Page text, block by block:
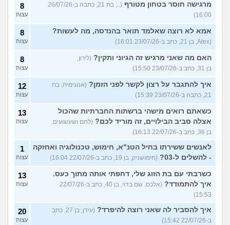
מרגישה חוסר בטחון מטורף
(.., בת 21, כתבה ב-26/07/26
16:00)
8
עצות
אמא לא רוצה שאלמד תואר בהנדסה, מה לעשות?
(Alex, בן 21, כתב ב-23/07/26 16:01)
8
עצות
האם מה שאני מרגיש זה הגיוני ותקין? (לירון,
בן 31, כתב ב-23/07/26 15:50)
8
עצות
איך להתגבר על רצון לקשר לפני הזמן? (אנונימית, בת
21, כתבה ב-23/07/26 15:39)
12
עצות
כשאתם רואים מישהי ברשתות החברתיות שהכול
אצלה סביב הבילויים, זה מוריד לכם? (לחם ושעשועים,
בן 36, כתב ב-22/07/26 16:13)
13
עצות
לאנשים ששירתו בחיל הטנ"א, חימוש, טכנולוגיה ואחזקה
- להשלים ל-03?
(חימושניק, בן 19, כתב ב-22/07/26 16:04)
1
עצות
כשרבתי עם בת הזוג שלי, דחפתי אותה מתוך כעס.
איך להתמודד?
(אלכס, שם בדוי, בן 40, כתב ב-22/07/26
15:53)
13
עצות
איך להסביר לה שאני רוצה להיפרד?
(עידן, בן 27, כתב
ב-22/07/26 15:42)
20
עצות